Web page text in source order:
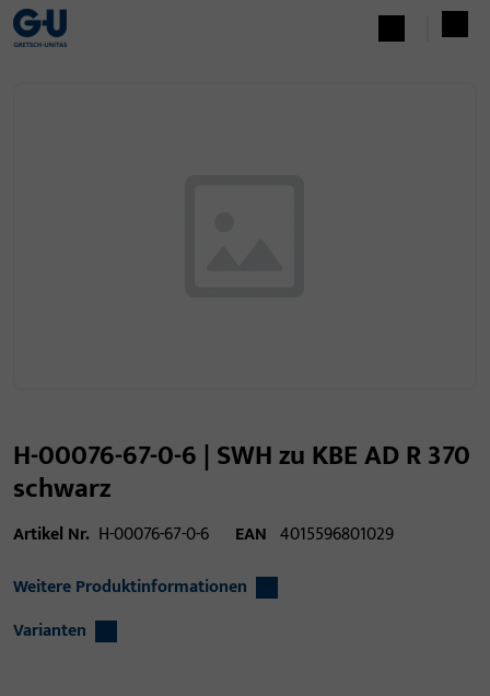
H-00076-67-0-6 | SWH zu KBE AD R 370
schwarz
Artikel Nr. H-00076-67-0-6 EAN 4015596801029
Weitere Produktinformationen
Varianten